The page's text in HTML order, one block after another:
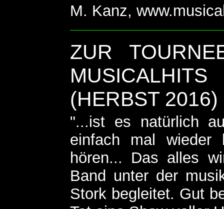
M. Kanz,
ZUR
HERBST 2016)
"...ist es natürlich
einfach mal
hören... Das alles
Band unter der
Stork begleitet. Gut